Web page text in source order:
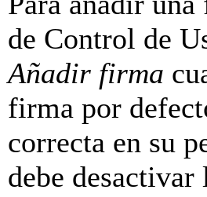
de Control de
Añadir firma
firma por
correcta en su
debe